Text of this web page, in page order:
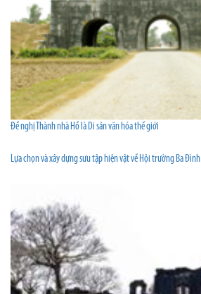
Đề nghị Thành nhà Hồ là Di sản văn hóa thế giới
Lựa chọn và xây dựng sưu tập hiện vật về Hội trường Ba Ðình